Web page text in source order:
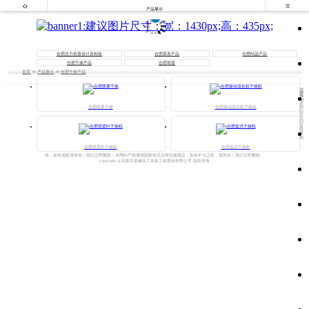

产品展示

合肥压力容器设计及制造 合肥蒸发产品 合肥结晶产品
合肥干燥产品 合肥塔器
首页 >> 产品展示 >>合肥干燥产品
合肥喷雾干燥 合肥振动流化机干燥机
合肥双桨叶干燥机 合肥盘式干燥机
法
律
声
明
本
网
站
部
分
内
容
来
源
于
网
络，如有侵权请告知！我们立即删除；本网站严格遵循国家相关法律法规规定，如有不当之处，请告知！我们立即删除。
copyright @石家庄鼎威化工装备工程股份有限公司 版权所有